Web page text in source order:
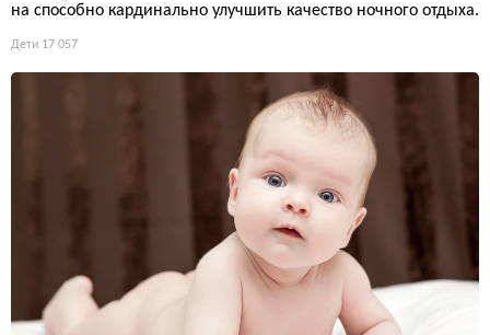
на способно кардинально улучшить качество ночного отдыха.
Дети 17 057